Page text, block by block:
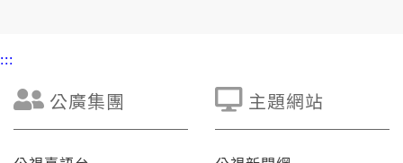
:::
公廣集團 主題網站